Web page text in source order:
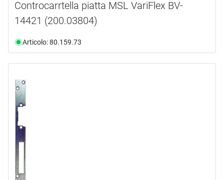
Controcarrtella piatta MSL VariFlex BV-
14421 (200.03804)
Articolo: 80.159.73